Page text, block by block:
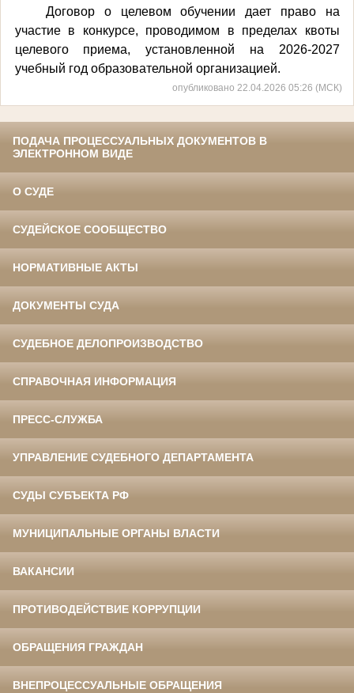
Договор о целевом обучении дает право на
участие в конкурсе, проводимом в пределах квоты
целевого приема, установленной на 2026-2027
учебный год образовательной организацией.
опубликовано 22.04.2026 05:26 (МСК)
ПОДАЧА ПРОЦЕССУАЛЬНЫХ ДОКУМЕНТОВ В
ЭЛЕКТРОННОМ ВИДЕ
О СУДЕ
СУДЕЙСКОЕ СООБЩЕСТВО
НОРМАТИВНЫЕ АКТЫ
ДОКУМЕНТЫ СУДА
СУДЕБНОЕ ДЕЛОПРОИЗВОДСТВО
СПРАВОЧНАЯ ИНФОРМАЦИЯ
ПРЕСС-СЛУЖБА
УПРАВЛЕНИЕ СУДЕБНОГО ДЕПАРТАМЕНТА
СУДЫ СУБЪЕКТА РФ
МУНИЦИПАЛЬНЫЕ ОРГАНЫ ВЛАСТИ
ВАКАНСИИ
ПРОТИВОДЕЙСТВИЕ КОРРУПЦИИ
ОБРАЩЕНИЯ ГРАЖДАН
ВНЕПРОЦЕССУАЛЬНЫЕ ОБРАЩЕНИЯ